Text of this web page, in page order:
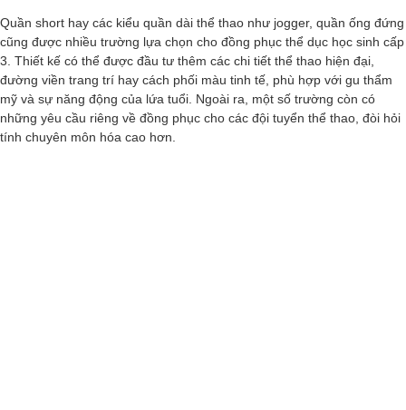
Quần short hay các kiểu quần dài thể thao như jogger, quần ống đứng
cũng được nhiều trường lựa chọn cho đồng phục thể dục học sinh cấp
3. Thiết kế có thể được đầu tư thêm các chi tiết thể thao hiện đại,
đường viền trang trí hay cách phối màu tinh tế, phù hợp với gu thẩm
mỹ và sự năng động của lứa tuổi. Ngoài ra, một số trường còn có
những yêu cầu riêng về đồng phục cho các đội tuyển thể thao, đòi hỏi
tính chuyên môn hóa cao hơn.